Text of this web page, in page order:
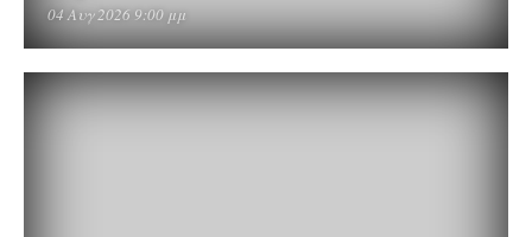
04 Αυγ 2026 9:00 μμ